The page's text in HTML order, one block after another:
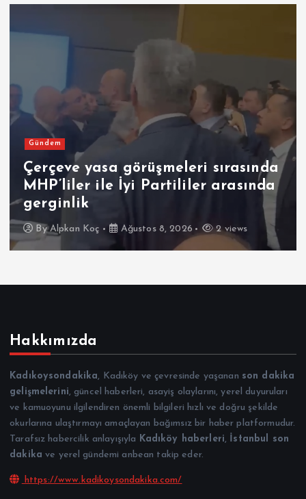
Gündem
Çerçeve yasa görüşmeleri sırasında
MHP’liler ile İyi Partililer arasında
gerginlik
ByAlpkan Koç Ağustos 8, 2026 2 views
Hakkımızda
Kadıkoysondakika, Kadıköy ve çevresinde yaşanan son dakika
gelişmelerini, güncel haberleri, asayiş olaylarını, yerel duyuruları
ve kamuoyunu ilgilendiren önemli bilgileri hızlı ve doğru şekilde
okurlarına ulaştırmayı amaçlayan bağımsız bir haber platformudur.
Tarafsız habercilik anlayışıyla Kadıköy haberleri, İstanbul son
dakika ve yerel gündemi anbean takip eder.
https://www.kadikoysondakika.com/